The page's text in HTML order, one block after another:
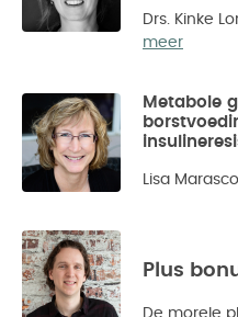
Drs. Kinke
meer
Metabole
Lisa
Plus
De morele